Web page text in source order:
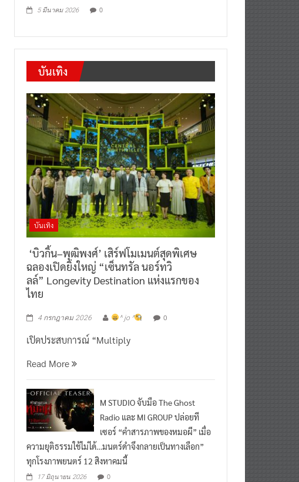
5 มีนาคม 2026 0
บันเทิง
บันเทิง
‘บิวกิ้น–พุฒิพงศ์’ เสิร์ฟโมเมนต์สุดพิเศษ
ฉลองเปิดยิ่งใหญ่ “เซ็นทรัล นอร์ทวิ
ลล์” Longevity Destination แห่งแรกของ
ไทย
4 กรกฎาคม 2026 ^ jo ^ 0
เปิดประสบการณ์ “Multiply
Read More
M STUDIO จับมือ The Ghost
Radio และ MI GROUP ปล่อยที
เซอร์ “คำสารภาพของหมอผี” เมื่อ
ความยุติธรรมใช้ไม่ได้…มนตร์ดำจึงกลายเป็นทางเลือก”
ทุกโรงภาพยนตร์ 12 สิงหาคมนี้
17 มิถุนายน 2026 0